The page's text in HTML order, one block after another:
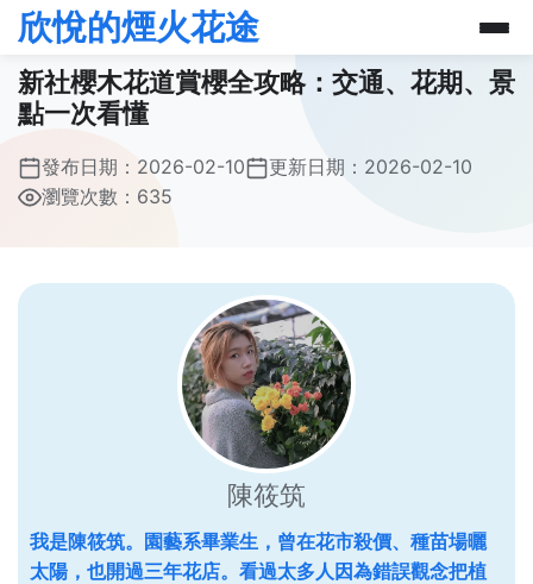
欣悅的煙火花途
新社櫻木花道賞櫻全攻略：交通、花期、景
點一次看懂
發布日期： 2026-02-10 更新日期： 2026-02-10
瀏覽次數：635
陳筱筑
我是陳筱筑。園藝系畢業生，曾在花市殺價、種苗場曬
太陽，也開過三年花店。看過太多人因為錯誤觀念把植